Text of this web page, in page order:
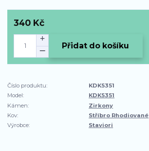
340 Kč
Přidat do košíku
Číslo produktu:
KDK5351
Model:
KDK5351
Kámen:
Zirkony
Kov:
Stříbro Rhodiované
Výrobce:
Staviori